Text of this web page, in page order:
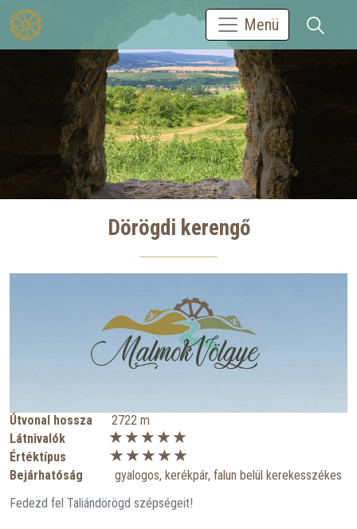
Menü
Dörögdi kerengő
Útvonal hossza
2722 m
Látnivalók
Értéktípus
Bejárhatóság
gyalogos, kerékpár, falun belül kerekesszékes
Fedezd fel Taliándörögd szépségeit!